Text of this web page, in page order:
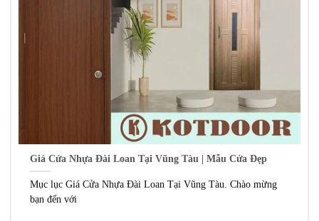
Giá Cửa Nhựa Đài Loan Tại Vũng Tàu | Mẫu Cửa Đẹp
Mục lục Giá Cửa Nhựa Đài Loan Tại Vũng Tàu. Chào mừng
bạn đến với